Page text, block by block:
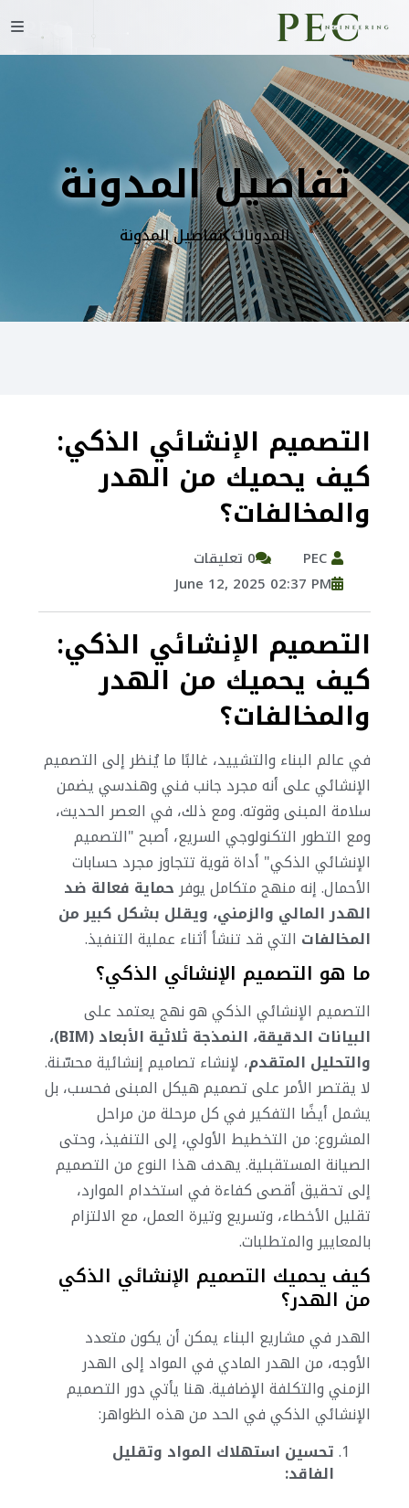
تفاصيل المدونة
المدونات تفاصيل المدونة
التصميم الإنشائي الذكي:
كيف يحميك من الهدر
والمخالفات؟
0 تعليقات
June 12, 2025 02:37 PM
التصميم الإنشائي الذكي:
كيف يحميك من الهدر
والمخالفات؟
في عالم البناء والتشييد، غالبًا ما يُنظر إلى التصميم
الإنشائي على أنه مجرد جانب فني وهندسي يضمن
سلامة المبنى وقوته. ومع ذلك، في العصر الحديث،
ومع التطور التكنولوجي السريع، أصبح "التصميم
الإنشائي الذكي" أداة قوية تتجاوز مجرد حسابات
الأحمال. إنه منهج متكامل يوفرحماية فعالة ضد
الهدر المالي والزمني، ويقلل بشكل كبير من
المخالفات التي قد تنشأ أثناء عملية التنفيذ.
ما هو التصميم الإنشائي الذكي؟
التصميم الإنشائي الذكي هو نهج يعتمد على
البيانات الدقيقة، النمذجة ثلاثية الأبعاد (BIM)،
والتحليل المتقدم، لإنشاء تصاميم إنشائية محسّنة.
لا يقتصر الأمر على تصميم هيكل المبنى فحسب، بل
يشمل أيضًا التفكير في كل مرحلة من مراحل
المشروع: من التخطيط الأولي، إلى التنفيذ، وحتى
الصيانة المستقبلية. يهدف هذا النوع من التصميم
إلى تحقيق أقصى كفاءة في استخدام الموارد،
تقليل الأخطاء، وتسريع وتيرة العمل، مع الالتزام
بالمعايير والمتطلبات.
كيف يحميك التصميم الإنشائي الذكي
من الهدر؟
الهدر في مشاريع البناء يمكن أن يكون متعدد
الأوجه، من الهدر المادي في المواد إلى الهدر
الزمني والتكلفة الإضافية. هنا يأتي دور التصميم
الإنشائي الذكي في الحد من هذه الظواهر:
تحسين استهلاك المواد وتقليل
الفاقد: